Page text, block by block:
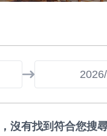
沒有找到符合您搜